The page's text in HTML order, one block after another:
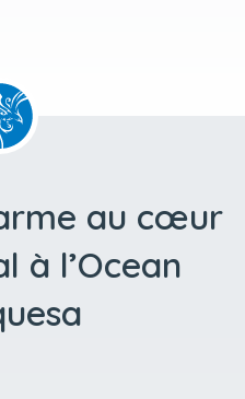
au cœur
à l’Ocean